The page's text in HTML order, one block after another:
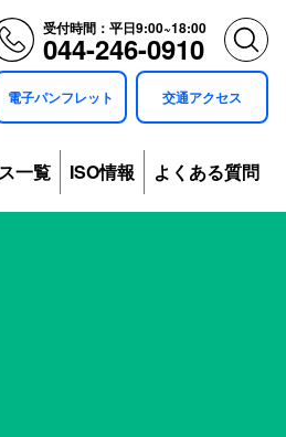
受付時間：平日9:00~18:00
044-246-0910
電子パンフレット 交通アクセス
一覧 ISO情報 よくある質問